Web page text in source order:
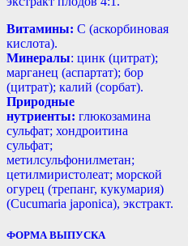
Витамины: С (аскорбиновая
кислота).
Минералы: цинк (цитрат);
марганец (аспартат); бор
(цитрат); калий (сорбат).
Природные
нутриенты: глюкозамина
сульфат; хондроитина
сульфат;
метилсульфонилметан;
цетилмиристолеат; морской
огурец (трепанг, кукумария)
(Cucumaria japonica), экстракт.
ФОРМА ВЫПУСКА